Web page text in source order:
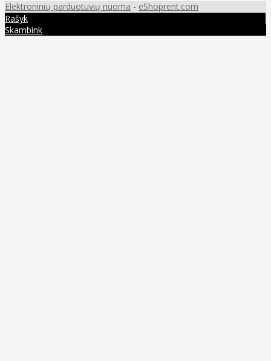
Elektroninių parduotuvių nuoma - eShoprent.com
Rašyk
Skambink